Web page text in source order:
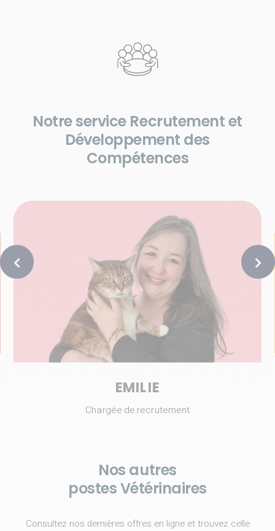
Notre service Recrutement et
Développement des
Compétences
EMILIE
Chargée de recrutement
Nos autres
postes Vétérinaires
Consultez nos dernières offres en ligne et trouvez celle